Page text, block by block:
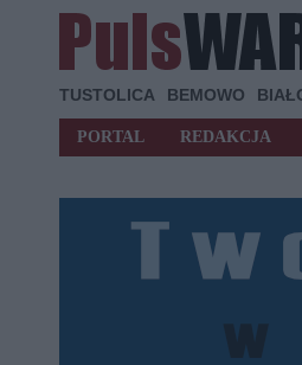
TUSTOLICA BEMOWO
PORTAL REDAKCJA